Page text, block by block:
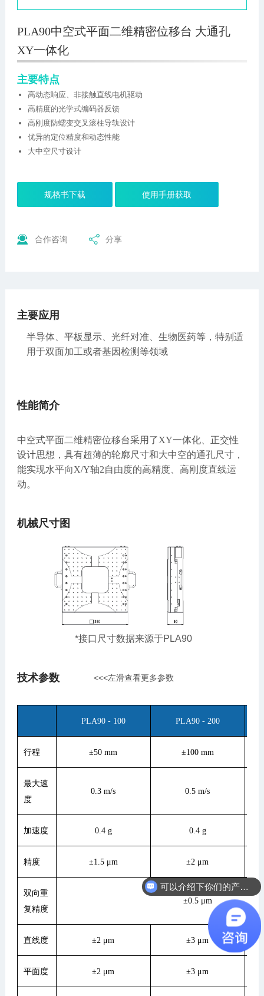
PLA90中空式平面二维精密位移台 大通孔
XY一体化
主要特点
高动态响应、非接触直线电机驱动
高精度的光学式编码器反馈
高刚度防蠕变交叉滚柱导轨设计
优异的定位精度和动态性能
大中空尺寸设计
规格书下载 使用手册获取
合作咨询 分享
主要应用
半导体、平板显示、光纤对准、生物医药等，特别适
用于双面加工或者基因检测等领域
性能简介
中空式平面二维精密位移台采用了XY一体化、正交性
设计思想，具有超薄的轮廓尺寸和大中空的通孔尺寸，
能实现水平向X/Y轴2自由度的高精度、高刚度直线运
动。
机械尺寸图
*接口尺寸数据来源于PLA90
技术参数 <<<左滑查看更多参数
PLA90 - 100 PLA90 - 200
行程 ±50 mm ±100 mm
最大速
度
0.3 m/s 0.5 m/s
加速度 0.4 g 0.4 g
精度 ±1.5 μm ±2 μm
双向重
复精度
±0.5 μm
直线度 ±2 μm ±3 μm
平面度 ±2 μm ±3 μm
可以介绍下你们的产品么